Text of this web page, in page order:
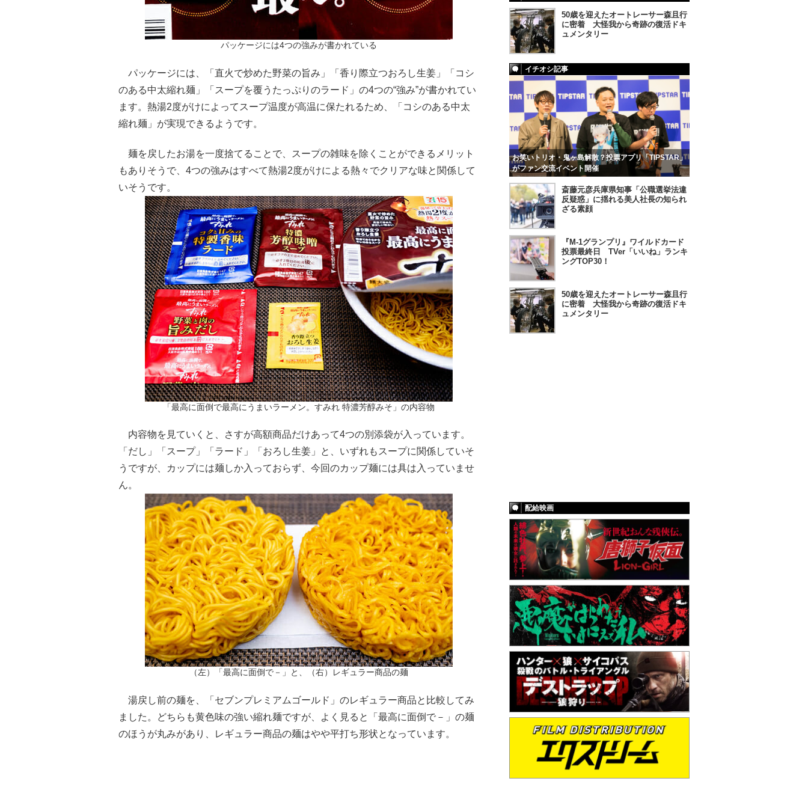
パッケージには4つの強みが書かれている
パッケージには、「直火で炒めた野菜の旨み」「香り際立つおろし生姜」「コシ
のある中太縮れ麺」「スープを覆うたっぷりのラード」の4つの“強み”が書かれてい
ます。熱湯2度がけによってスープ温度が高温に保たれるため、「コシのある中太
縮れ麺」が実現できるようです。
麺を戻したお湯を一度捨てることで、スープの雑味を除くことができるメリット
もありそうで、4つの強みはすべて熱湯2度がけによる熱々でクリアな味と関係して
いそうです。
「最高に面倒で最高にうまいラーメン。すみれ 特濃芳醇みそ」の内容物
内容物を見ていくと、さすが高額商品だけあって4つの別添袋が入っています。
「だし」「スープ」「ラード」「おろし生姜」と、いずれもスープに関係していそ
うですが、カップには麺しか入っておらず、今回のカップ麺には具は入っていませ
ん。
（左）「最高に面倒で－」と、（右）レギュラー商品の麺
湯戻し前の麺を、「セブンプレミアムゴールド」のレギュラー商品と比較してみ
ました。どちらも黄色味の強い縮れ麺ですが、よく見ると「最高に面倒で－」の麺
のほうが丸みがあり、レギュラー商品の麺はやや平打ち形状となっています。
50歳を迎えたオートレーサー森且行
に密着 大怪我から奇跡の復活ドキ
ュメンタリー
イチオシ記事
お笑いトリオ・鬼ヶ島解散？投票アプリ「TIPSTAR」
がファン交流イベント開催
斎藤元彦兵庫県知事「公職選挙法違
反疑惑」に揺れる美人社長の知られ
ざる素顔
『M-1グランプリ』ワイルドカード
投票最終日 TVer「いいね」ランキ
ングTOP30！
50歳を迎えたオートレーサー森且行
に密着 大怪我から奇跡の復活ドキ
ュメンタリー
配給映画